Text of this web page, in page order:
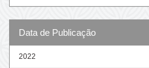
Data de Publicação
2022